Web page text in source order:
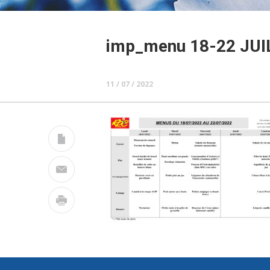
imp_menu 18-22
11 / 07 / 2022